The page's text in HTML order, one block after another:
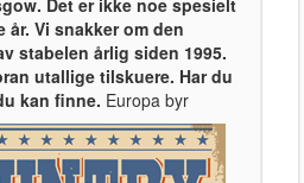
Det er ikke noe spesielt
Vi snakker om den
stabelen årlig siden 1995.
utallige tilskuere. Har du
kan finne. Europa byr